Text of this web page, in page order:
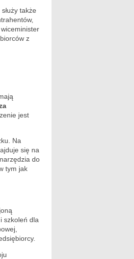
także
z
jest
Na
się na
do
tym jak
szkoleń dla